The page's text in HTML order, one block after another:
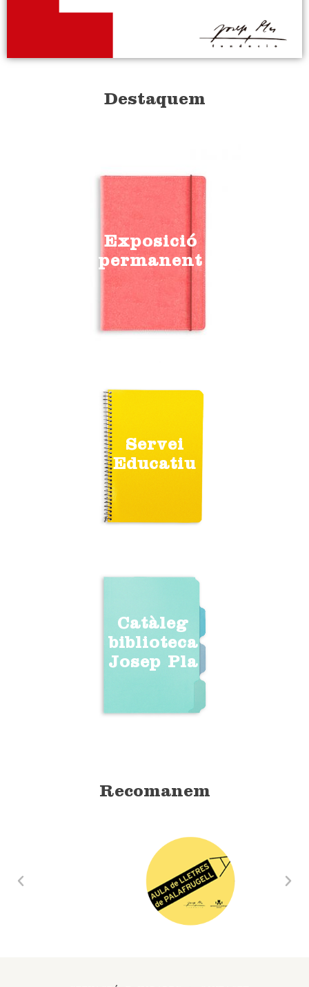
Destaquem
Exposició
permanent
Servei
Educatiu
Catàleg
biblioteca
Josep Pla
Recomanem